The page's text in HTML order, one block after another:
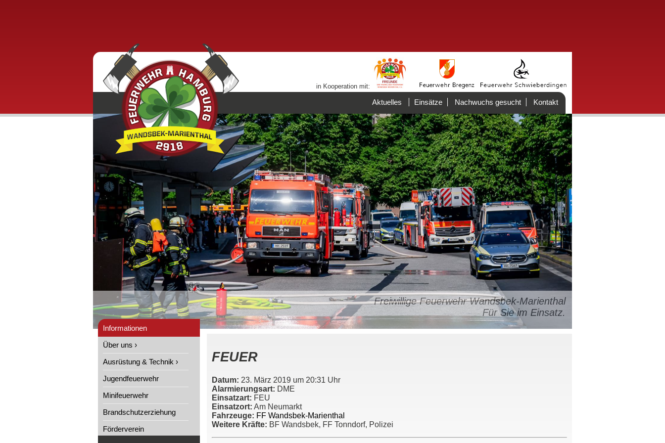
in Kooperation mit:
Aktuelles Einsätze Nachwuchs gesucht Kontakt
Freiwillige Feuerwehr Wandsbek-Marienthal
Für Sie im Einsatz.
Informationen
Über uns ›
Ausrüstung & Technik ›
Jugendfeuerwehr
Minifeuerwehr
Brandschutzerziehung
Förderverein
FEUER
Datum: 23. März 2019 um 20:31 Uhr
Alarmierungsart: DME
Einsatzart: FEU
Einsatzort: Am Neumarkt
Fahrzeuge: FF Wandsbek-Marienthal
Weitere Kräfte: BF Wandsbek, FF Tonndorf, Polizei